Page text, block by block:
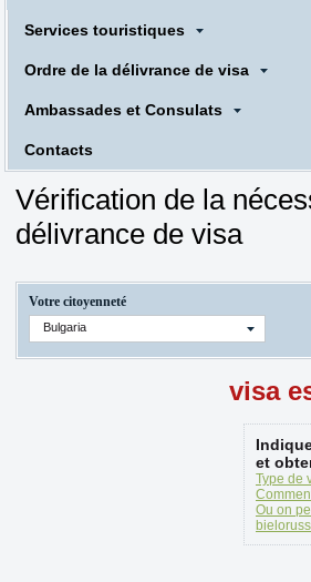
Services touristiques
Ordre de la délivrance de visa
Ambassades et Consulats
Сontacts
Vérification de la
délivrance de visa
Votre citoyenneté
Bulgaria
visa
et
Type de
Ou on